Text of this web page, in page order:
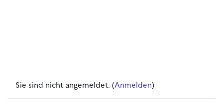
Sie sind nicht angemeldet. (Anmelden)